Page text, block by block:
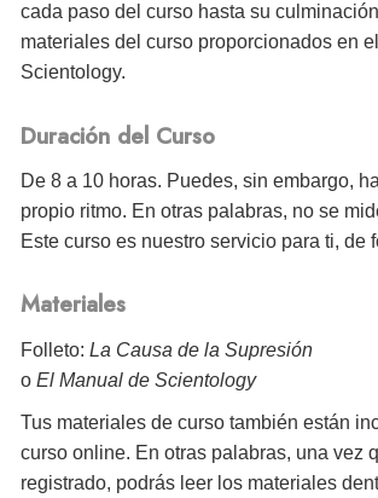
cada paso del curso hasta su
materiales del curso proporcionados en
Scientology.
Duración del Curso
De 8 a 10 horas. Puedes, sin embargo,
propio ritmo. En otras palabras, no se
Este curso es nuestro servicio para ti, de
Materiales
Folleto: La Causa de la Supresión
o El Manual de Scientology
Tus materiales de curso también están
curso online. En otras palabras, una vez
registrado, podrás leer los materiales